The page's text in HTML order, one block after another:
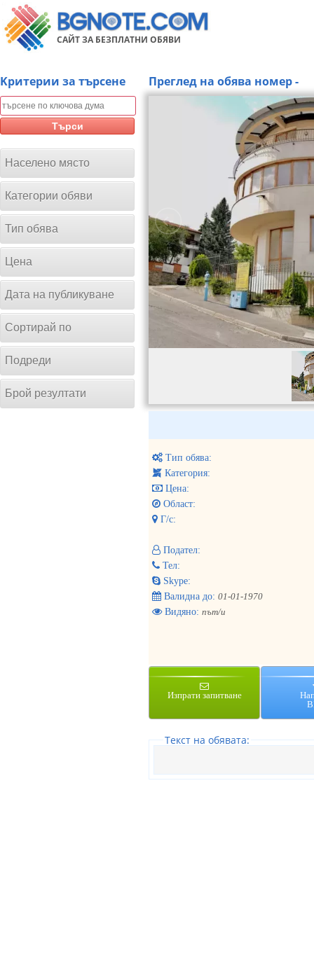
САЙТ ЗА БЕЗПЛАТНИ ОБЯВИ
Kритерии за търсене
Търси
Населено място
Категории обяви
Тип обява
Цена
Дата на публикуване
Сортирай по
Подреди
Брой резултати
Преглед на обява номер -
Тип обява:
Категория:
Цена:
Област:
Г/с:
Подател:
Тел:
Skype:
Валидна до: 01-01-1970
Видяно: път/и
Изпрати запитване
Tекст на обявата: